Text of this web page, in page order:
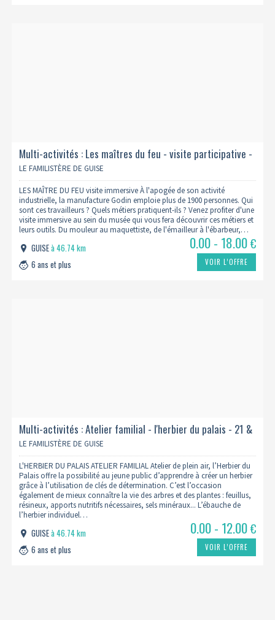
Multi-activités : Les maîtres du feu - visite participative -
eté 2026
LE FAMILISTÈRE DE GUISE
LES MAÎTRE DU FEU visite immersive À l'apogée de son activité
industrielle, la manufacture Godin emploie plus de 1900 personnes. Qui
sont ces travailleurs ? Quels métiers pratiquent-ils ? Venez profiter d'une
visite immersive au sein du musée qui vous fera découvrir ces métiers et
leurs outils. Du mouleur au maquettiste, de l'émailleur à l'ébarbeur,…
GUISEà 46.74 km
6 ans et plus
0.00 - 18.00€
VOIR L’OFFRE
Multi-activités : Atelier familial - l'herbier du palais - 21 &
28 octobre 2026
LE FAMILISTÈRE DE GUISE
L'HERBIER DU PALAIS ATELIER FAMILIAL Atelier de plein air, l’Herbier du
Palais offre la possibilité au jeune public d’apprendre à créer un herbier
grâce à l’utilisation de clés de détermination. C’est l’occasion
également de mieux connaître la vie des arbres et des plantes : feuillus,
résineux, apports nutritifs nécessaires, sels minéraux... L’ébauche de
l’herbier individuel…
GUISEà 46.74 km
6 ans et plus
0.00 - 12.00€
VOIR L’OFFRE